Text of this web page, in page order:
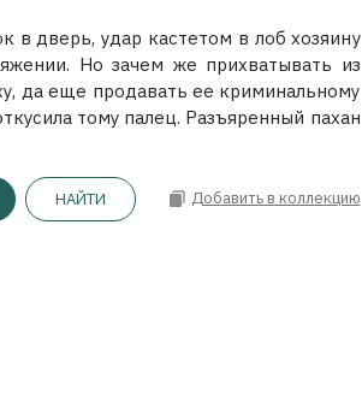
в дверь, удар кастетом в лоб хозяину
Но зачем же прихватывать из
да еще продавать ее криминальному
тому палец. Разъяренный пахан
НАЙТИ Добавить в коллекцию